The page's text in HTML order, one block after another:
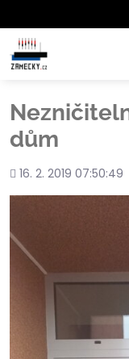
dům
Přidáno
16. 2. 2019 07:50:49